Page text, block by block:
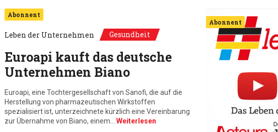
Abonnent
Leben der Unternehmen Gesundheit
Euroapi kauft das deutsche
Unternehmen Biano
Euroapi, eine Tochtergesellschaft von Sanofi, die auf die
Herstellung von pharmazeutischen Wirkstoffen
spezialisiert ist, unterzeichnete kürzlich eine Vereinbarung
zur Übernahme von Biano, einem… Weiterlesen
Abonnent